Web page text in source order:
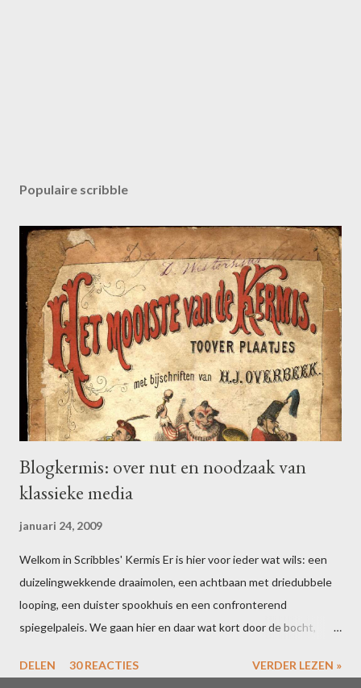
Populaire scribble
Blogkermis: over nut en noodzaak van
klassieke media
januari 24, 2009
Welkom in Scribbles' Kermis Er is hier voor ieder wat wils: een
duizelingwekkende draaimolen, een achtbaan met driedubbele
looping, een duister spookhuis en een confronterend
spiegelpaleis. We gaan hier en daar wat kort door de bocht,
voor 16 februari een blogpost over uw ervaringen in één of meer
DELEN 30 REACTIES VERDER LEZEN »